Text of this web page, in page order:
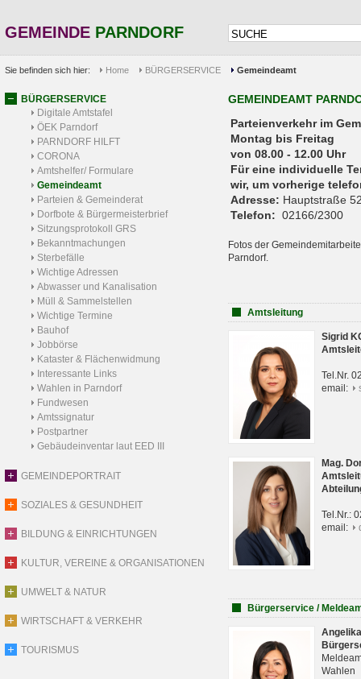
GEMEINDE PARNDORF
Sie befinden sich hier: Home BÜRGERSERVICE Gemeindeamt
BÜRGERSERVICE
Digitale Amtstafel
ÖEK Parndorf
PARNDORF HILFT
CORONA
Amtshelfer/ Formulare
Gemeindeamt
Parteien & Gemeinderat
Dorfbote & Bürgermeisterbrief
Sitzungsprotokoll GRS
Bekanntmachungen
Sterbefälle
Wichtige Adressen
Abwasser und Kanalisation
Müll & Sammelstellen
Wichtige Termine
Bauhof
Jobbörse
Kataster & Flächenwidmung
Interessante Links
Wahlen in Parndorf
Fundwesen
Amtssignatur
Postpartner
Gebäudeinventar laut EED III
GEMEINDEPORTRAIT
SOZIALES & GESUNDHEIT
BILDUNG & EINRICHTUNGEN
KULTUR, VEREINE & ORGANISATIONEN
UMWELT & NATUR
WIRTSCHAFT & VERKEHR
TOURISMUS
GEMEINDEAMT
Parteienverkehr
Montag bis Freitag
von 08.00 - 12.00 Uhr
Für eine individuelle
wir, um vorherige
Adresse: Hauptstraße
Telefon: 02166/2300
Fotos der
Parndorf.
Amtsleitung
Sigrid
Tel.Nr.
email:
Mag.
Tel.Nr.:
email:
Bürgerservice /
Wahlen